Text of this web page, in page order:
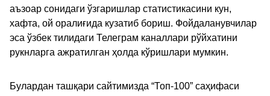
аъзоар сонидаги ўзгаришлар статистикасини кун,
хафта, ой оралиғида кузатиб бориш. Фойдаланувчилар
эса ўзбек тилидаги Телеграм каналлари рўйхатини
рукнларга ажратилган ҳолда кўришлари мумкин.
Булардан ташқари сайтимизда “Топ-100” саҳифаси